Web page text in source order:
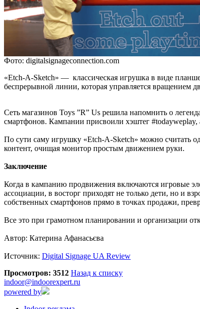
Фото: digitalsignageconnection.com
«Etch-A-Sketch» — классическая игрушка в виде
беспрерывной линии, которая управляется вращением
Сеть магазинов Toys ”R” Us решила напомнить о
смартфонов. Кампании присвоили хэштег
По сути саму игрушку «Etch-A-Sketch» можно считать
контент, очищая монитор простым движением руки.
Заключение
Когда в кампанию продвижения включаются игровые
ассоциации, в восторг приходят не только дети, но и
собственных смартфонов прямо в точках продажи,
Все это при грамотном планировании и организации
Автор: Катерина Афанасьєва
Источник: Digital Signage UA Review
Просмотров: 3512 Назад к списку
indoor@indoorexpert.ru
powered by